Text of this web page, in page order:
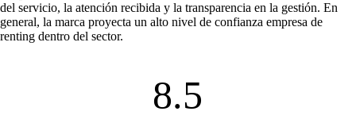
del servicio, la atención recibida y la transparencia en la gestión. En
general, la marca proyecta un alto nivel de confianza empresa de
renting dentro del sector.
8.5